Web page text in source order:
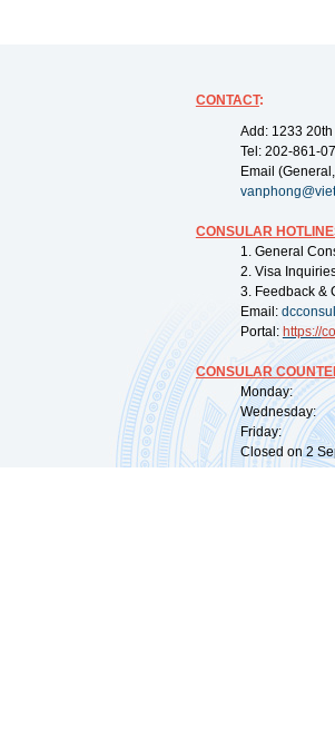
CONTACT:
Add: 1233
Tel: 202-861-
Email
CONSULAR
1. General
2. Visa
3. Feedback &
Email:
Portal: https://
CONSULAR
Monday:
Wednesday:
Friday:
Closed on 2